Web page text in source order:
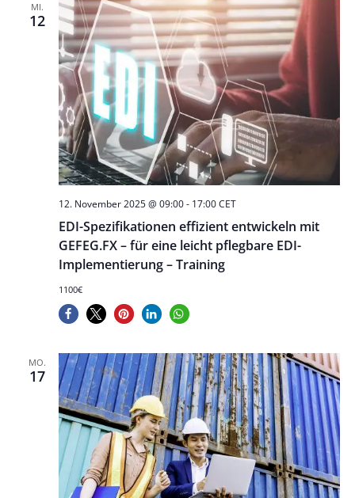
MI.
12
EDI-Spezifikationen effizient entwickeln mit
GEFEG.FX – für eine leicht pflegbare EDI-
Implementierung – Training
12. November 2025 @ 09:00- 17:00 CET
1100€
MO.
17